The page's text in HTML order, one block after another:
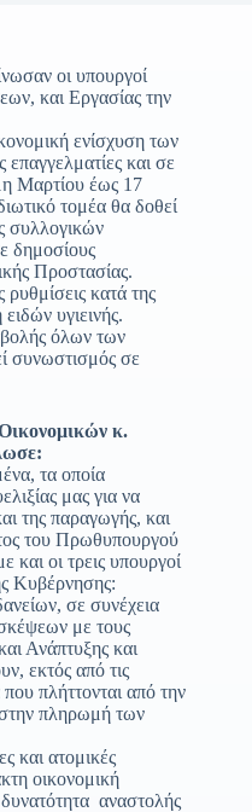
οι υπουργοί
και Εργασίας την
ενίσχυση των
και σε
Μαρτίου έως 17
τομέα θα δοθεί
συλλογικών
δημοσίους
Προστασίας.
κατά της
υγιεινής.
όλων των
συνωστισμός σε
κ.
τα οποία
μας για να
της παραγωγής, και
του Πρωθυπουργού
οι τρεις υπουργοί
Κυβέρνησης:
σε συνέχεια
με τους
Ανάπτυξης και
εκτός από τις
πλήττονται από την
στην πληρωμή των
και ατομικές
οικονομική
αναστολής